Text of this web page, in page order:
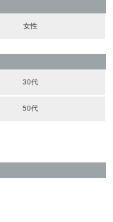
女性
30代
50代